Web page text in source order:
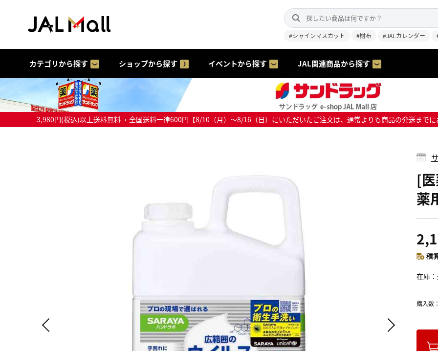
#シャインマスカット #財布 #JALカレンダー
カテゴリから探す ショップから探す イベントから探す JAL関連商品から探す
3,980円(税込)以上送料無料 ・全国送料一律600円【8/10（月）～8/16（日）にいただいたご注文は、通常よりも商品の発送まで
[
薬
積
在庫
購入数